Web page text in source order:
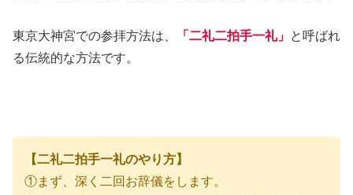
東京大神宮での参拝方法は、 「二礼二拍手一礼」 と呼ばれ
る伝統的な方法です。
【二礼二拍手一礼のやり方】
①まず、深く二回お辞儀をします。